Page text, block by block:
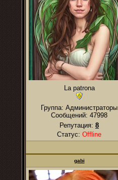
La patrona
Группа: Администраторы
Сообщений: 47998
Репутация: 8
Статус: Offline
gabi